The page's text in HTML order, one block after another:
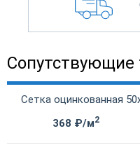
Сопутствующие
Сетка оцинкованная
368 ₽/м2